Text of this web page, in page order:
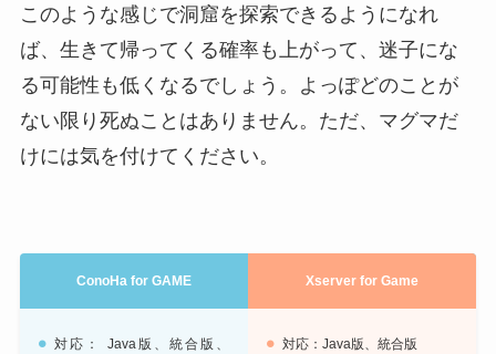
このような感じで洞窟を探索できるようになれ
ば、生きて帰ってくる確率も上がって、迷子にな
る可能性も低くなるでしょう。よっぽどのことが
ない限り死ぬことはありません。ただ、マグマだ
けには気を付けてください。
ConoHa for GAME Xserver for Game
対応： Java版、統合版、
対応：Java版、統合版